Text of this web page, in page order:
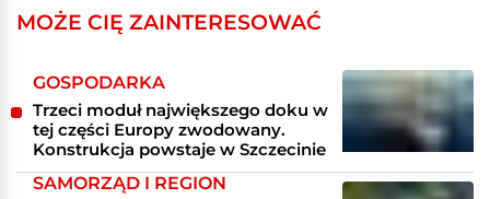
MOŻE CIĘ ZAINTERESOWAĆ
GOSPODARKA
Trzeci moduł największego doku w
tej części Europy zwodowany.
Konstrukcja powstaje w Szczecinie
SAMORZĄD I REGION